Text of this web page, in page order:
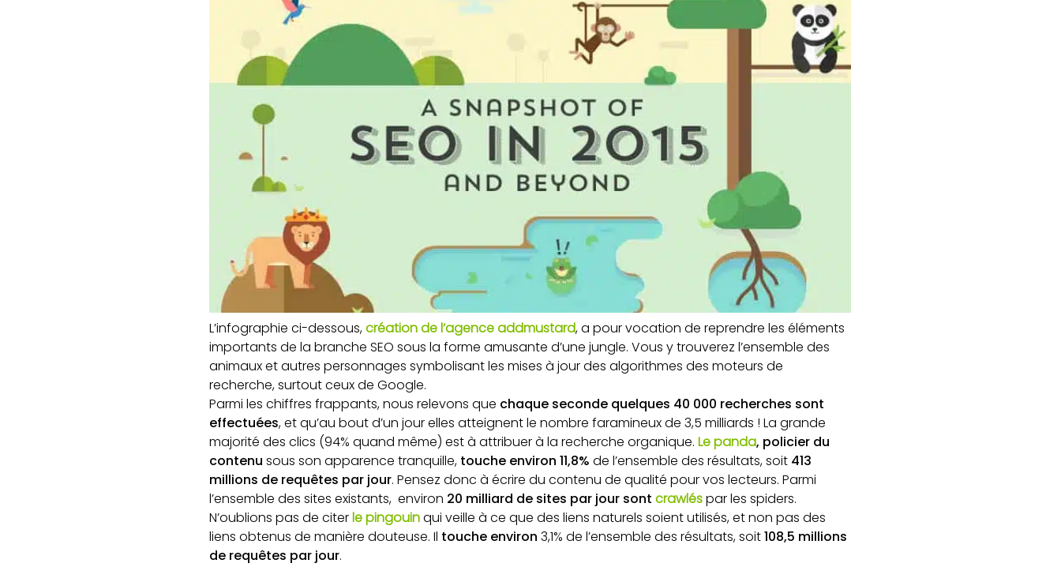
L’infographie ci-dessous,création de l’agence addmustard, a pour vocation de reprendre les éléments
importants de la branche SEO sous la forme amusante d’une jungle. Vous y trouverez l’ensemble des
animaux et autres personnages symbolisant les mises à jour des algorithmes des moteurs de
recherche, surtout ceux de Google.
Parmi les chiffres frappants, nous relevons que chaque seconde quelques 40 000 recherches sont
effectuées, et qu’au bout d’un jour elles atteignent le nombre faramineux de 3,5 milliards ! La grande
majorité des clics (94% quand même) est à attribuer à la recherche organique.Le panda, policier du
contenu sous son apparence tranquille, touche environ 11,8% de l’ensemble des résultats, soit 413
millions de requêtes par jour. Pensez donc à écrire du contenu de qualité pour vos lecteurs. Parmi
l’ensemble des sites existants, environ 20 milliard de sites par jour sontcrawléspar les spiders.
N’oublions pas de citerle pingouinqui veille à ce que des liens naturels soient utilisés, et non pas des
liens obtenus de manière douteuse. Il touche environ 3,1% de l’ensemble des résultats, soit108,5 millions
de requêtes par jour.